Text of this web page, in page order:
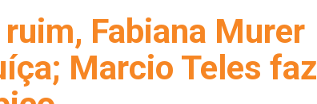
Fabiana Murer
Marcio Teles faz